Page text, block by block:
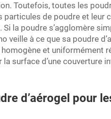
Toutefois, toutes les
particules de poudre et leur
la poudre s’agglomère
veille à ce que sa poudre
et uniformément
surface d’une couverture
d’aérogel pour